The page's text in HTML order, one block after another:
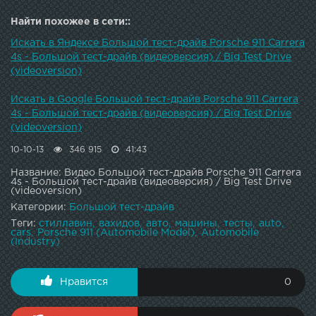
Найти похожее в сети::
Искать в Яндексе Большой тест-драйв Porsche 911 Carrera
4s - Большой тест-драйв (видеоверсия) / Big Test Drive
(videoversion)
Искать в Google Большой тест-драйв Porsche 911 Carrera
4s - Большой тест-драйв (видеоверсия) / Big Test Drive
(videoversion)
10-10-13 346 915 41:43
Название: Видео Большой тест-драйв Porsche 911 Carrera
4s - Большой тест-драйв (видеоверсия) / Big Test Drive
(videoversion)
Категории: Большой тест-драйв
Теги: стиллавин вахидов авто машины тесты
auto
cars
Porsche 911 (Automobile Model)
Automobile
(Industry)
Нравится 0